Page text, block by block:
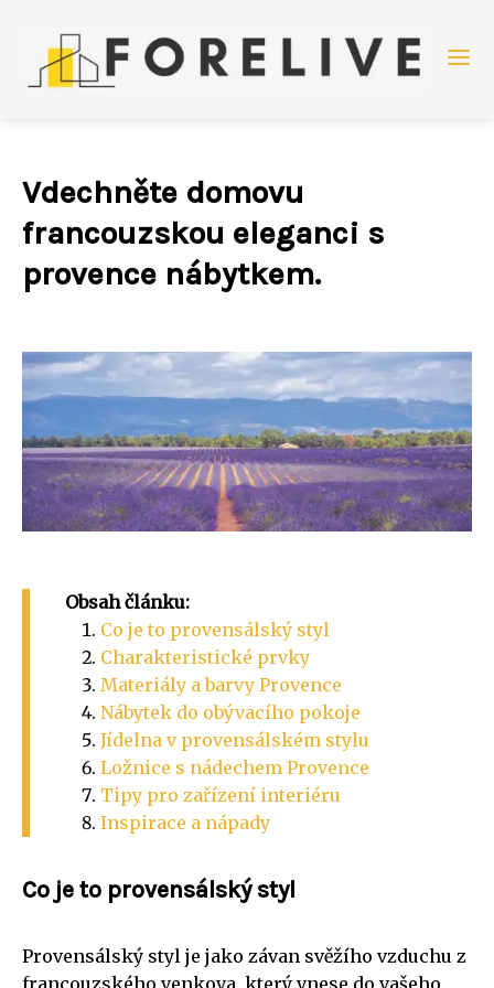
Vdechněte domovu
francouzskou eleganci s
provence nábytkem.
Obsah článku:
Co je to provensálský styl
Charakteristické prvky
Materiály a barvy Provence
Nábytek do obývacího pokoje
Jídelna v provensálském stylu
Ložnice s nádechem Provence
Tipy pro zařízení interiéru
Inspirace a nápady
Co je to provensálský styl
Provensálský styl je jako závan svěžího vzduchu z